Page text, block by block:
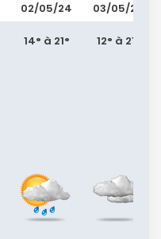
02/05/24
14° à 21°
03/05/24
12° à 21°